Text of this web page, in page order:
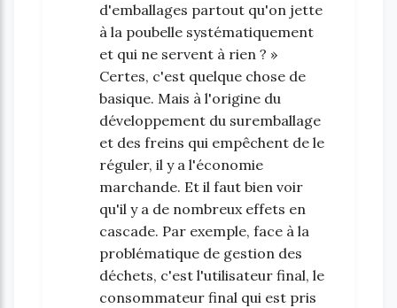
d'emballages partout qu'on jette
à la poubelle systématiquement
et qui ne servent à rien ? »
Certes, c'est quelque chose de
basique. Mais à l'origine du
développement du suremballage
et des freins qui empêchent de le
réguler, il y a l'économie
marchande. Et il faut bien voir
qu'il y a de nombreux effets en
cascade. Par exemple, face à la
problématique de gestion des
déchets, c'est l'utilisateur final, le
consommateur final qui est pris